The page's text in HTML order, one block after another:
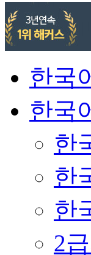
한국
한국
한
한
한
2